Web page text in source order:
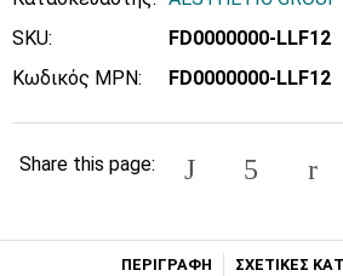
SKU:
FD0000000-LLF12
Κωδικός MPN:
FD0000000-LLF12
Share this page:
ΠΕΡΙΓΡΑΦΗ ΣΧΕΤΙΚΕΣ